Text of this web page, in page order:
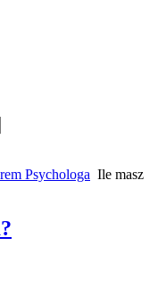
Psychologa Ile masz